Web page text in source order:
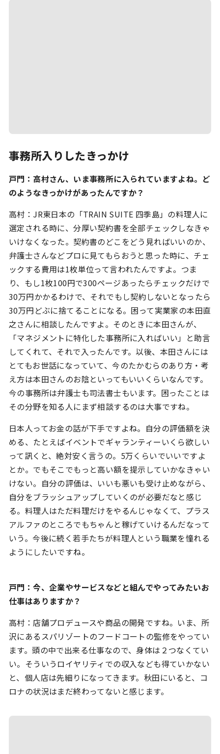
取材記事一覧
TasteLink for シェフ
お問合せ / ご相談
事務所入りしたきっかけ
戸門：高村さん、いま事務所に入られていますよね。ど
のようなきっかけがあったんですか？
高村：JR東日本の「TRAIN SUITE 四季島」の料理人に
選定される時に、分厚い契約書を全部チェックしなきゃ
いけなくなった。契約書のどこをどう見ればいいのか、
弁護士さんなどプロに見てもらおうと思った時に、チェ
ックする費用は1枚単位って言われたんですよ。つま
り、もし1枚100円で300ページあったらチェックだけで
30万円かかるわけで、それでもし契約しないとなったら
30万円どぶに捨てることになる。困って実業家の本田直
之さんに相談したんですよ。そのときに本田さんが、
「マネジメントに特化した事務所に入ればいい」と助言
してくれて、それで入ったんです。以後、本田さんには
とてもお世話になっていて、今のたかむらのあり方・考
え方は本田さんのお陰といってもいいくらいなんです。
今の事務所は弁護士も司法書士もいます。困ったことは
その分野を知る人にまず相談するのは大事ですね。
日本人ってお金の話が下手ですよね。自分の評価額を決
める、たとえばイベントでギャランティーいくら欲しい
って訊くと、絶対安く言うの。5万くらいでいいですよ
とか。でもそこでもっと高い額を提示していかなきゃい
けない。自分の評価は、いいも悪いも受け止めながら、
自分をブラッシュアップしていくのが必要だなと感じ
る。料理人はただ料理だけをやるんじゃなくて、プラス
アルファのところでもちゃんと稼げていけるんだなって
いう。今後に続く若手たちが料理人という職業を憧れる
ようにしたいですね。
戸門：今、企業やサービスなどと組んでやってみたいお
仕事はありますか？
高村：店舗プロデュースや商品の開発ですね。いま、所
沢にあるスパリゾートのフードコートの監修をやってい
ます。頭の中で出来る仕事なので、身体は２つなくてい
い。そういうロイヤリティでの収入なども得ていかない
と、個人店は先細りになってきます。秋田にいると、コ
ロナの状況はまだ終わってないと感じます。